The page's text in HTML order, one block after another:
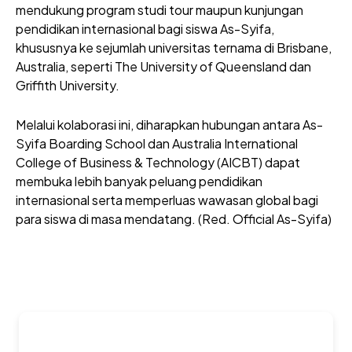
mendukung program studi tour maupun kunjungan
pendidikan internasional bagi siswa As-Syifa,
khususnya ke sejumlah universitas ternama di Brisbane,
Australia, seperti The University of Queensland dan
Griffith University.
Melalui kolaborasi ini, diharapkan hubungan antara As-
Syifa Boarding School dan Australia International
College of Business & Technology (AICBT) dapat
membuka lebih banyak peluang pendidikan
internasional serta memperluas wawasan global bagi
para siswa di masa mendatang. (Red. Official As-Syifa)